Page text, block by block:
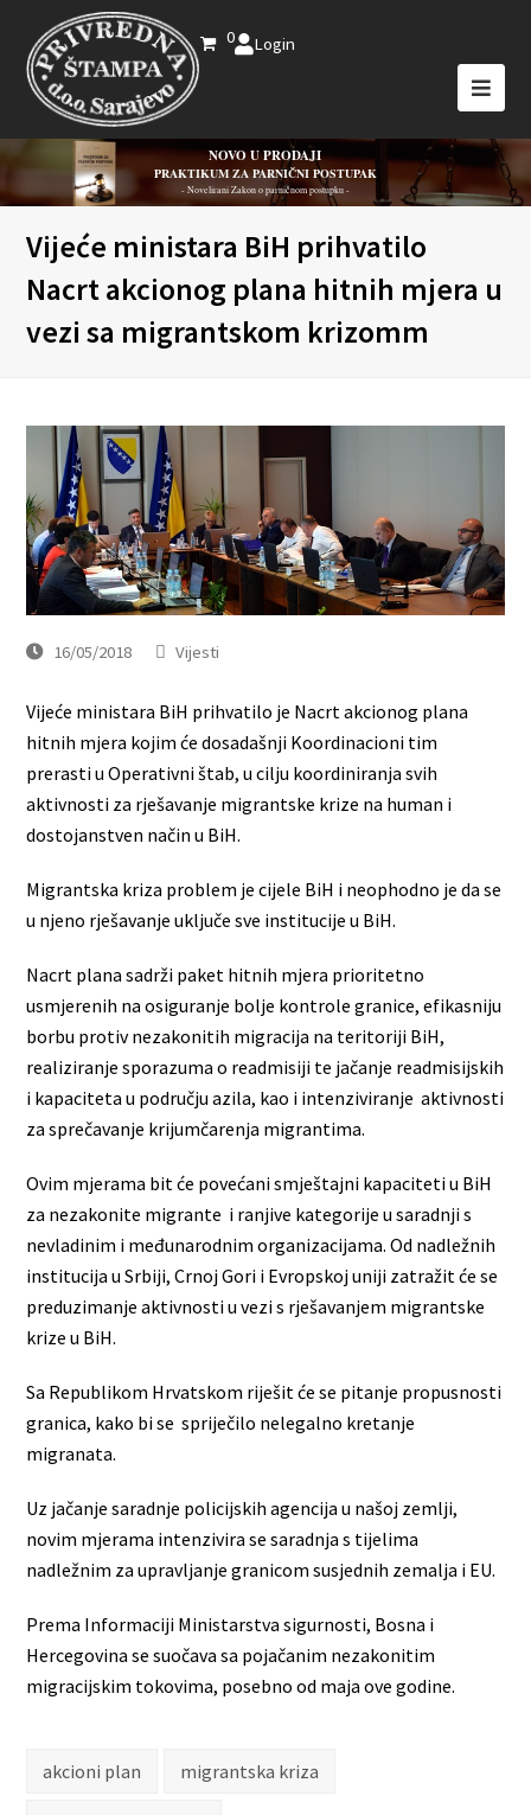
0 Login
NOVO U PRODAJI
PRAKTIKUM ZA PARNIČNI POSTUPAK
- Novelirani Zakon o parničnom postupku -
Vijeće ministara BiH prihvatilo
Nacrt akcionog plana hitnih mjera u
vezi sa migrantskom krizomm
16/05/2018 Vijesti
Vijeće ministara BiH prihvatilo je Nacrt akcionog plana
hitnih mjera kojim će dosadašnji Koordinacioni tim
prerasti u Operativni štab, u cilju koordiniranja svih
aktivnosti za rješavanje migrantske krize na human i
dostojanstven način u BiH.
Migrantska kriza problem je cijele BiH i neophodno je da se
u njeno rješavanje uključe sve institucije u BiH.
Nacrt plana sadrži paket hitnih mjera prioritetno
usmjerenih na osiguranje bolje kontrole granice, efikasniju
borbu protiv nezakonitih migracija na teritoriji BiH,
realiziranje sporazuma o readmisiji te jačanje readmisijskih
i kapaciteta u području azila, kao i intenziviranje aktivnosti
za sprečavanje krijumčarenja migrantima.
Ovim mjerama bit će povećani smještajni kapaciteti u BiH
za nezakonite migrante i ranjive kategorije u saradnji s
nevladinim i međunarodnim organizacijama. Od nadležnih
institucija u Srbiji, Crnoj Gori i Evropskoj uniji zatražit će se
preduzimanje aktivnosti u vezi s rješavanjem migrantske
krize u BiH.
Sa Republikom Hrvatskom riješit će se pitanje propusnosti
granica, kako bi se spriječilo nelegalno kretanje
migranata.
Uz jačanje saradnje policijskih agencija u našoj zemlji,
novim mjerama intenzivira se saradnja s tijelima
nadležnim za upravljanje granicom susjednih zemalja i EU.
Prema Informaciji Ministarstva sigurnosti, Bosna i
Hercegovina se suočava sa pojačanim nezakonitim
migracijskim tokovima, posebno od maja ove godine.
akcioni plan migrantska kriza